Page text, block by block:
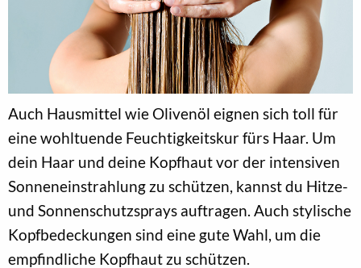
Auch Hausmittel wie Olivenöl eignen sich toll für
eine wohltuende Feuchtigkeitskur fürs Haar. Um
dein Haar und deine Kopfhaut vor der intensiven
Sonneneinstrahlung zu schützen, kannst du Hitze-
und Sonnenschutzsprays auftragen. Auch stylische
Kopfbedeckungen sind eine gute Wahl, um die
empfindliche Kopfhaut zu schützen.